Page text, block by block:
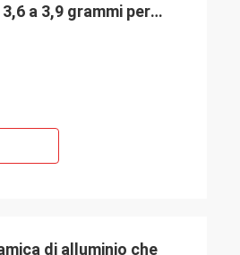
a 3,9 grammi per
di alluminio che